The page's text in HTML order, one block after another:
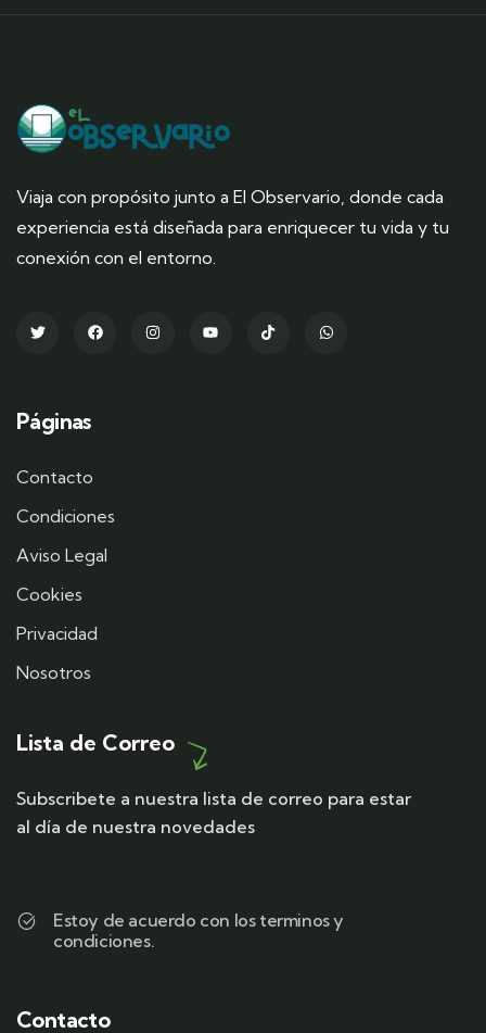
Viaja con propósito junto a El Observario, donde cada
experiencia está diseñada para enriquecer tu vida y tu
conexión con el entorno.
Páginas
Contacto
Condiciones
Aviso Legal
Cookies
Privacidad
Nosotros
Lista de Correo
Subscribete a nuestra lista de correo para estar
al día de nuestra novedades
Estoy de acuerdo con los terminos y
condiciones.
Contacto